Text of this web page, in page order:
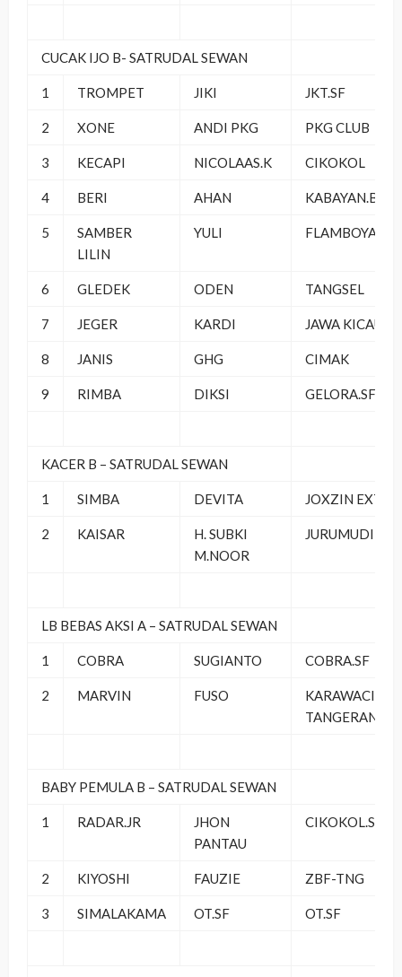
CUCAK IJO B- SATRUDAL SEWAN
1 TROMPET JIKI JKT.SF
2 XONE ANDI PKG PKG CLUB
3 KECAPI NICOLAAS.K CIKOKOL
4 BERI AHAN KABAYAN.BC
5
SAMBER
LILIN
YULI FLAMBOYAN
6 GLEDEK ODEN TANGSEL
7 JEGER KARDI JAWA KICAU
8 JANIS GHG CIMAK
9 RIMBA DIKSI GELORA.SF
KACER B – SATRUDAL SEWAN
1 SIMBA DEVITA JOXZIN
2 KAISAR
H. SUBKI
M.NOOR
JURUMUDI
LB BEBAS AKSI A – SATRUDAL SEWAN
1 COBRA SUGIANTO COBRA.SF
2 MARVIN FUSO
KARAWACI-
TANGERANG
BABY PEMULA B – SATRUDAL SEWAN
1 RADAR.JR
JHON
PANTAU
CIKOKOL.SF
2 KIYOSHI FAUZIE ZBF-TNG
3 SIMALAKAMA OT.SF OT.SF